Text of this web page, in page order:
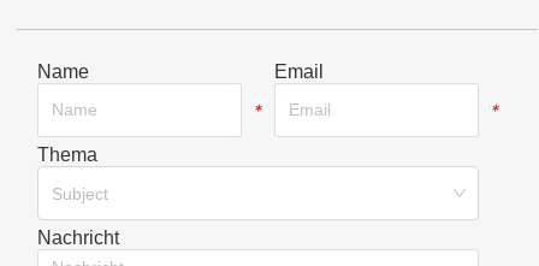
Name
*
Email
*
Thema
Subject
Nachricht